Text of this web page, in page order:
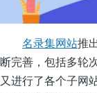
名录集网站推
断完善，包括多轮
又进行了各个子网